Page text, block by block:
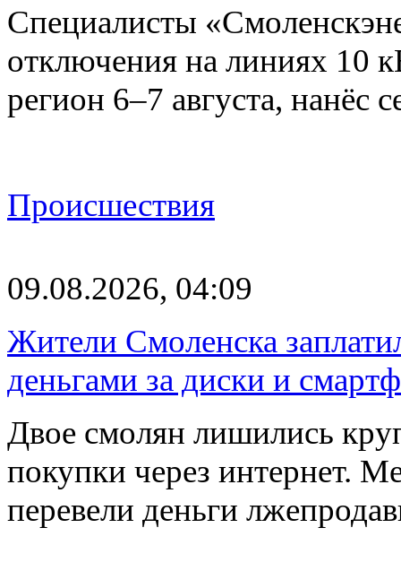
Специалисты
отключения на линиях 10
регион 6–7 августа,
Происшествия
09.08.2026, 04:09
Жители Смоленска
деньгами за диски и
Двое смолян лишились
покупки через интернет.
перевели деньги